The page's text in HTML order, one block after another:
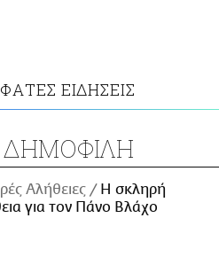
ΕΙΔΗΣΕΙΣ
ΔΗΜΟΦΙΛΗ
Αλήθειες
H σκληρή
για τον Πάνο Βλάχο